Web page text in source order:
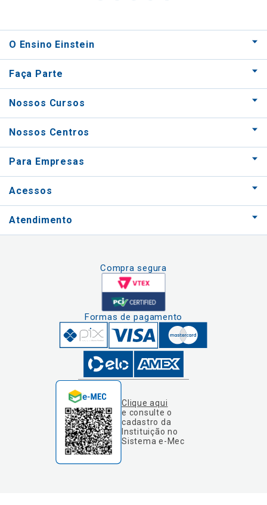
O Ensino Einstein
Faça Parte
Nossos Cursos
Nossos Centros
Para Empresas
Acessos
Atendimento
Compra segura
Formas de pagamento
Clique aqui
e consulte o
cadastro da
Instituição no
Sistema e-Mec